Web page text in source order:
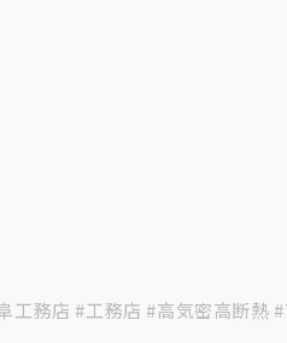
務店 #工務店 #高気密高断熱